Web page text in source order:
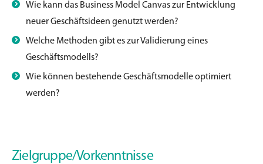
Wie kann das Business Model Canvas zur Entwicklung
neuer Geschäftsideen genutzt werden?
Welche Methoden gibt es zur Validierung eines
Geschäftsmodells?
Wie können bestehende Geschäftsmodelle optimiert
werden?
Zielgruppe/Vorkenntnisse